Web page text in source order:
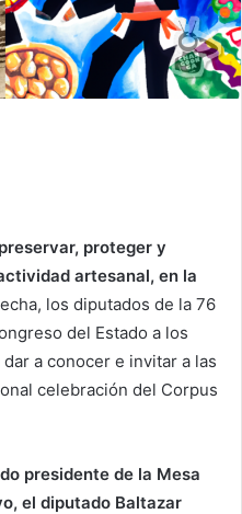
proteger y
artesanal, en la
los diputados de la 76
del Estado a los
a conocer e invitar a las
celebración del Corpus
presidente de la Mesa
el diputado Baltazar